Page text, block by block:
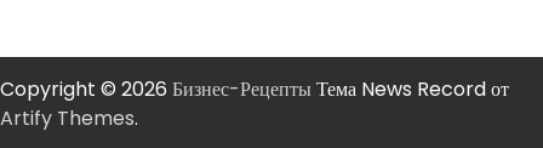
Copyright © 2026 Бизнес-РецептыТема News Record от
Artify Themes.